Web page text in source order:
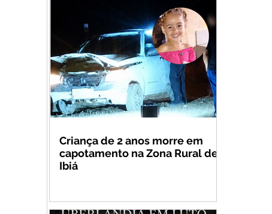
Criança de 2 anos morre em
capotamento na Zona Rural de
Ibiá